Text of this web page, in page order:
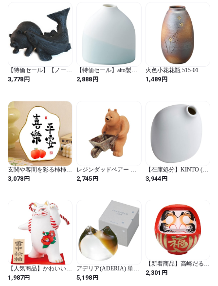
【特価セール】【ノーブ
ランド品】 エコ炭の置
物 【鮭にくわえられた
3,778円
【特価セール】aito製作
所 「 リオタ Liota 」 一
輪挿し 花瓶 楕円 高さ約
2,888円
火色小花花瓶 515-01
1,489円
玄関や客間を彩る柿柿如
意 異形テーブル置物 8・
10インチ
3,078円
レジンダッドベアー カ
ート 3351
2,745円
【在庫処分】KINTO (キ
ントー) 花器 SACCO ベ
ース 磁器 02 ホワイト
3,944円
【人気商品】かわいい雑
貨 「 歌舞伎ねこ 」 冬
椿咲く ねこ 置き物 約
1,987円
アデリア(ADERIA) 単品
おしゃれ かわいい プレ
ゼント ギフト 贈り物 結
5,198円
【新着商品】高崎だるま
置物・オブジェ 赤 5号
15x14x17cm 大願成就
2,301 円